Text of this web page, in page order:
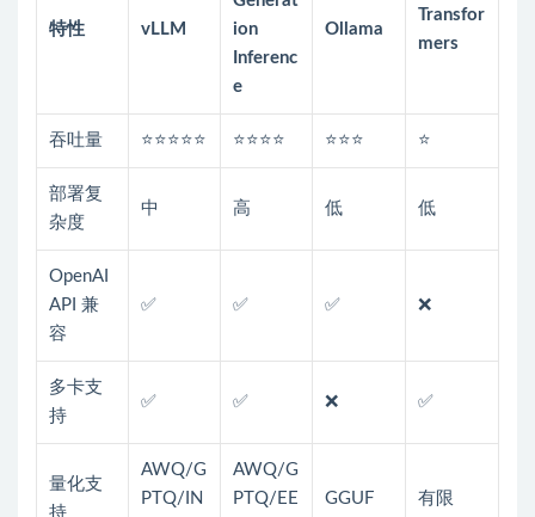
特性 vLLM
ion
Inferenc
e
Ollama
Transfor
mers
吞吐量 ⭐⭐⭐⭐⭐ ⭐⭐⭐⭐ ⭐⭐⭐ ⭐
部署复
杂度
中 高 低 低
OpenAI
API 兼
容
✅ ✅ ✅ ❌
多卡支
持
✅ ✅ ❌ ✅
量化支
持
AWQ/G
PTQ/IN
AWQ/G
PTQ/EE
GGUF 有限